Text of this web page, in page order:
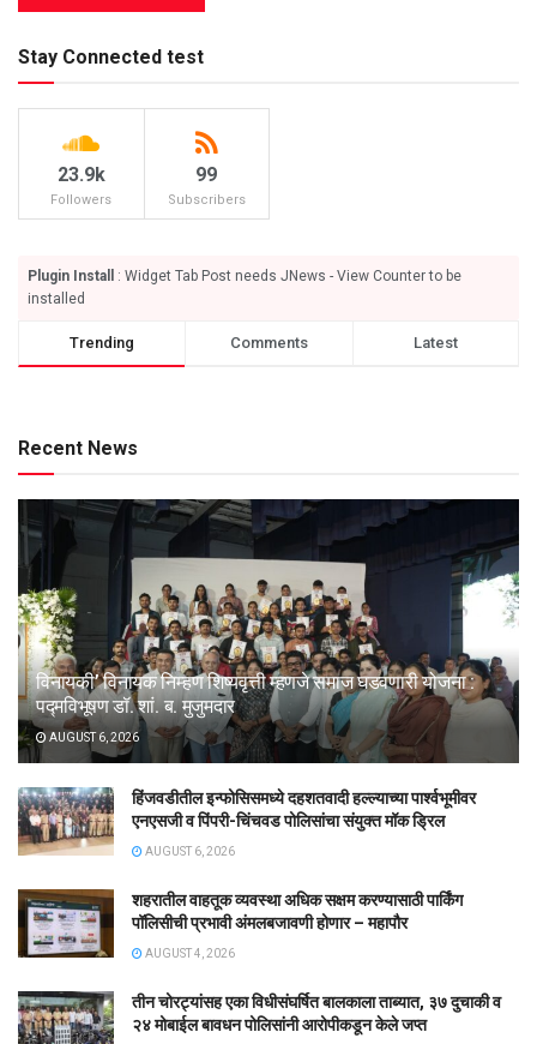
Stay Connected test
23.9k
Followers
99
Subscribers
Plugin Install
: Widget Tab Post needs JNews - View Counter to be
installed
Trending Comments Latest
Recent News
विनायकी’ विनायक निम्हण शिष्यवृत्ती म्हणजे समाज घडवणारी योजना :
पद्मविभूषण डॉ. शां. ब. मुजुमदार
AUGUST 6, 2026
हिंजवडीतील इन्फोसिसमध्ये दहशतवादी हल्ल्याच्या पार्श्वभूमीवर
एनएसजी व पिंपरी-चिंचवड पोलिसांचा संयुक्त मॉक ड्रिल
AUGUST 6, 2026
शहरातील वाहतूक व्यवस्था अधिक सक्षम करण्यासाठी पार्किंग
पॉलिसीची प्रभावी अंमलबजावणी होणार – महापौर
AUGUST 4, 2026
तीन चोरट्यांसह एका विधीसंघर्षित बालकाला ताब्यात, ३७ दुचाकी व
२४ मोबाईल बावधन पोलिसांनी आरोपीकडून केले जप्त